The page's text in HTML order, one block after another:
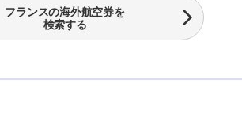
フランスの海外航空券を
検索する